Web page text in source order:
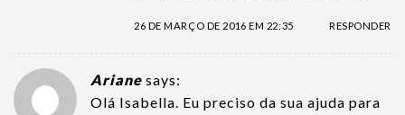
26 DE MARÇO DE 2016 EM 22:35 RESPONDER
Ariane says:
Olá Isabella. Eu preciso da sua ajuda para